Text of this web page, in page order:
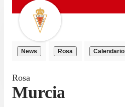
News Rosa Calendario
Rosa
Murcia